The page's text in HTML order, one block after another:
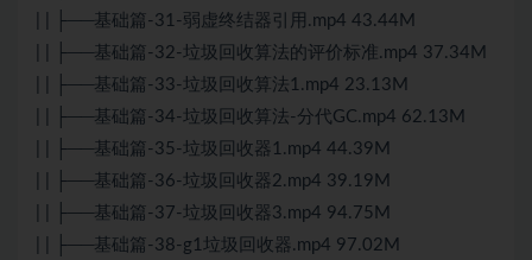
| | ├──基础篇-31-弱虚终结器引用.mp4 43.44M
| | ├──基础篇-32-垃圾回收算法的评价标准.mp4 37.34M
| | ├──基础篇-33-垃圾回收算法1.mp4 23.13M
| | ├──基础篇-34-垃圾回收算法-分代GC.mp4 62.13M
| | ├──基础篇-35-垃圾回收器1.mp4 44.39M
| | ├──基础篇-36-垃圾回收器2.mp4 39.19M
| | ├──基础篇-37-垃圾回收器3.mp4 94.75M
| | ├──基础篇-38-g1垃圾回收器.mp4 97.02M